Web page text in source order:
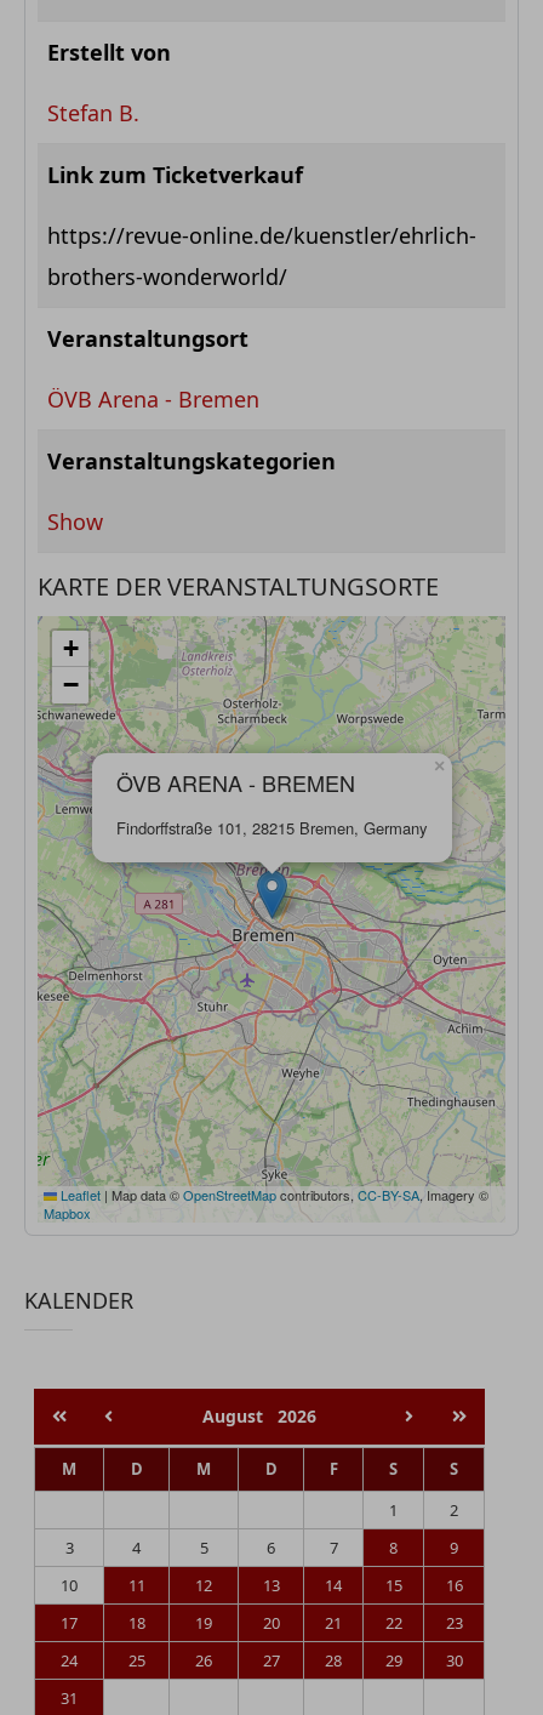
Erstellt von
Stefan B.
Link zum Ticketverkauf
https://revue-online.de/kuenstler/ehrlich-
brothers-wonderworld/
Veranstaltungsort
ÖVB Arena - Bremen
Veranstaltungskategorien
Show
KARTE DER VERANSTALTUNGSORTE
ÖVB ARENA - BREMEN
Findorffstraße 101, 28215 Bremen, Germany
×
+
−
Leaflet | Map data ©OpenStreetMapcontributors, CC-BY-SA, Imagery ©
Mapbox
KALENDER
August 2026
M D M D F S
S
1
2
3
4 5 6 7 8
9
10
11 12 13 14 15
16
17
18 19 20 21 22
23
24
25 26 27 28 29
30
31